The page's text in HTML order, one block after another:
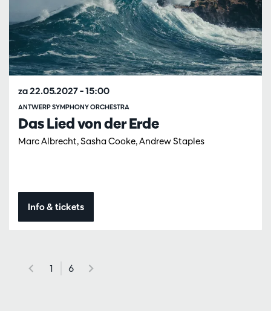
Das Lied von der Erde
Marc Albrecht, Sasha Cooke, Andrew Staples
ANTWERP SYMPHONY ORCHESTRA
za 22.05.2027– 15:00
Info & tickets
1 6